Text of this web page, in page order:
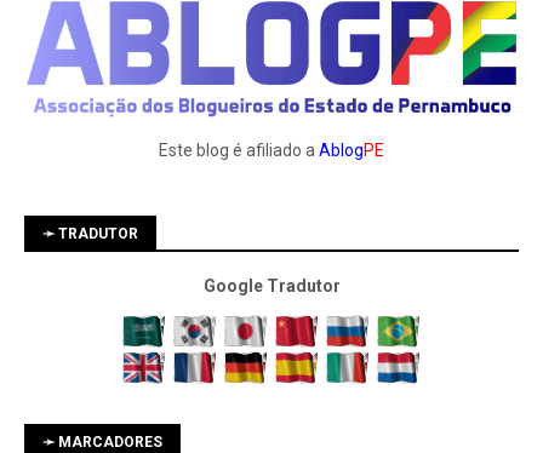
Este blog é afiliado a AblogPE
➛ TRADUTOR
Google Tradutor
➛ MARCADORES